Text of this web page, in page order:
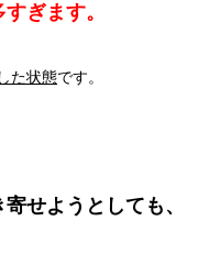
ぎます。
た状態です。
せようとしても、